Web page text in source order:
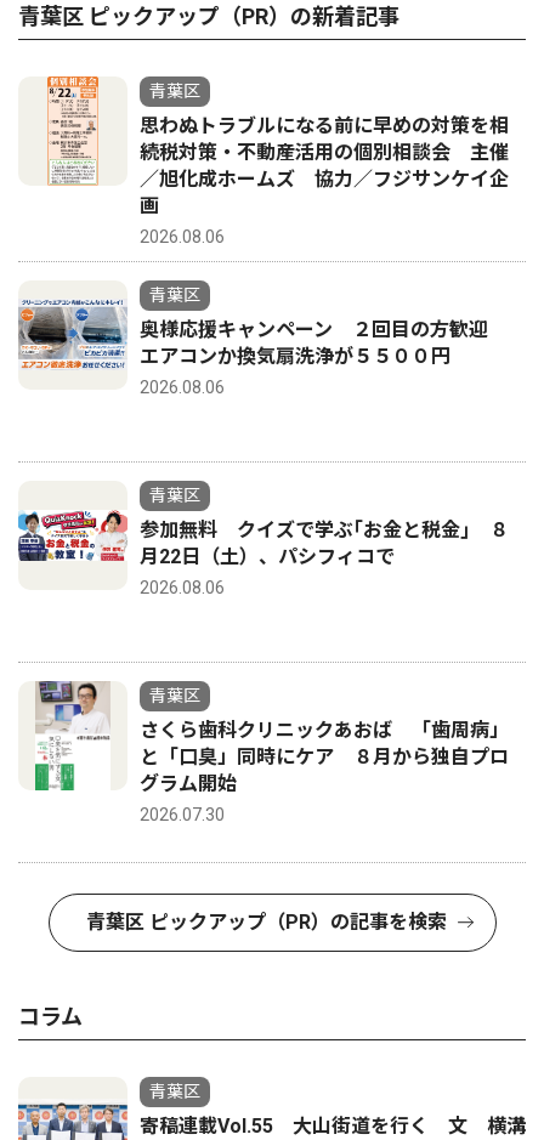
青葉区 ピックアップ（PR）の新着記事
青葉区
思わぬトラブルになる前に早めの対策を相
続税対策・不動産活用の個別相談会 主催
／旭化成ホームズ 協力／フジサンケイ企
画
2026.08.06
青葉区
奥様応援キャンペーン ２回目の方歓迎
エアコンか換気扇洗浄が５５００円
2026.08.06
青葉区
参加無料 クイズで学ぶ｢お金と税金｣ ８
月22日（土）、パシフィコで
2026.08.06
青葉区
さくら歯科クリニックあおば 「歯周病」
と「口臭」同時にケア ８月から独自プロ
グラム開始
2026.07.30
青葉区 ピックアップ（PR）の記事を検索
コラム
青葉区
寄稿連載Vol.55 大山街道を行く 文 横溝